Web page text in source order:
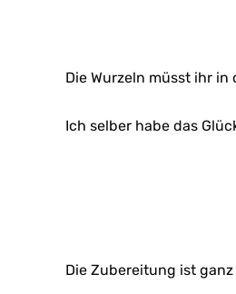
Die Wurzeln müsst ihr in
Ich selber habe das
Die Zubereitung ist ganz